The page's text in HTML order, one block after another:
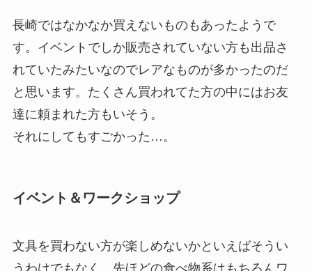
長崎ではなかなか買えないものもあったようで
す。イベントでしか販売されていない方も出品さ
れていたみたいなのでレアなものが多かったのだ
と思います。たくさん買われてた方の中にはお友
達に頼まれた方もいそう。
それにしてもすごかった…。
イベント＆ワークショップ
文具を買わない方が楽しめないかといえばそうい